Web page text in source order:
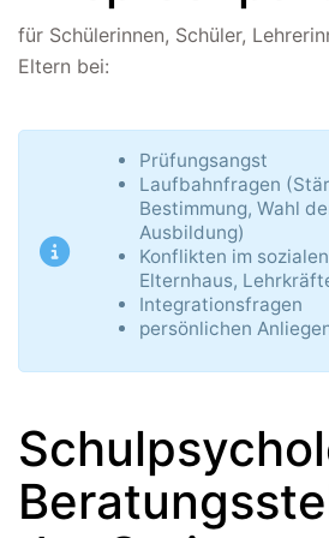
für Schülerinnen, Schüler,
Eltern bei:
Prüfungsangst
Laufbahnfragen
Bestimmung, Wahl
Ausbildung)
Konflikten im
Elternhaus,
Integrationsfragen
persönlichen
NASA
Sprachen Innovationsnetzwerk
University of Applied Sciences
University of Graz
UNESCO Schulen
Young Science
BBG-Partner Nr.: 110 638
Einkäufergr für E-Rechnungen: